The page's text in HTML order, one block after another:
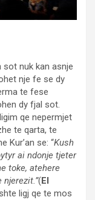
sot nuk kan asnje
nje fe se dy
te fese
dy fjal sot.
qe nepermjet
te qarta, te
Kur’an se: “Kush
ai ndonje tjeter
toke, atehere
(El
ligj qe te mos